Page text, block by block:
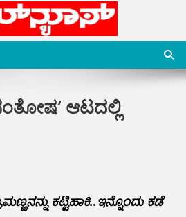
Media
ಆಟದಲ್ಲಿ
ಕಟ್ಟಿಹಾಕಿ..ಇನ್ನೊಂದು ಕಡೆ